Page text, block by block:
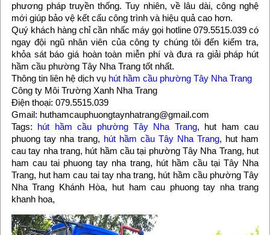
phương pháp truyền thống. Tuy nhiên, về lâu dài, công nghệ
mới giúp bảo vệ kết cấu công trình và hiệu quả cao hơn.
Quý khách hàng chỉ cần nhấc máy gọi hotline 079.5515.039 có
ngay đội ngũ nhân viên của công ty chúng tôi đến kiểm tra,
khỏa sát báo giá hoàn toàn miễn phí và đưa ra giải pháp hút
hầm cầu phường Tây Nha Trang tốt nhất.
Thông tin liên hệ dịch vụ hút hầm cầu phường Tây Nha Trang
Công ty Môi Trường Xanh Nha Trang
Điện thoại: 079.5515.039
Gmail: huthamcauphuongtaynhatrang@gmail.com
Tags: hút hầm cầu phường Tây Nha Trang, hut ham cau
phuong tay nha trang, hút hầm cầu Tây Nha Trang, hut ham
cau tay nha trang, hút hầm cầu tại phường Tây Nha Trang, hut
ham cau tai phuong tay nha trang, hút hầm cầu tại Tây Nha
Trang, hut ham cau tai tay nha trang, hút hầm cầu phường Tây
Nha Trang Khánh Hòa, hut ham cau phuong tay nha trang
khanh hoa,